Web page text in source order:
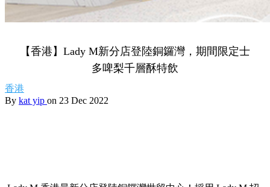
【香港】Lady M新分店登陸銅鑼灣，期間限定士
多啤梨千層酥特飲
香港
By kat yip on 23 Dec 2022